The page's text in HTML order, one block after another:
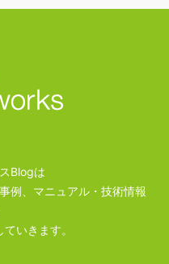
Blogは
例、マニュアル・技術情報
いきます。